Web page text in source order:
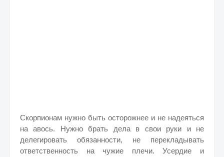
Скорпионам нужно быть осторожнее и не надеяться
на авось. Нужно брать дела в свои руки и не
делегировать обязанности, не перекладывать
ответственность на чужие плечи. Усердие и